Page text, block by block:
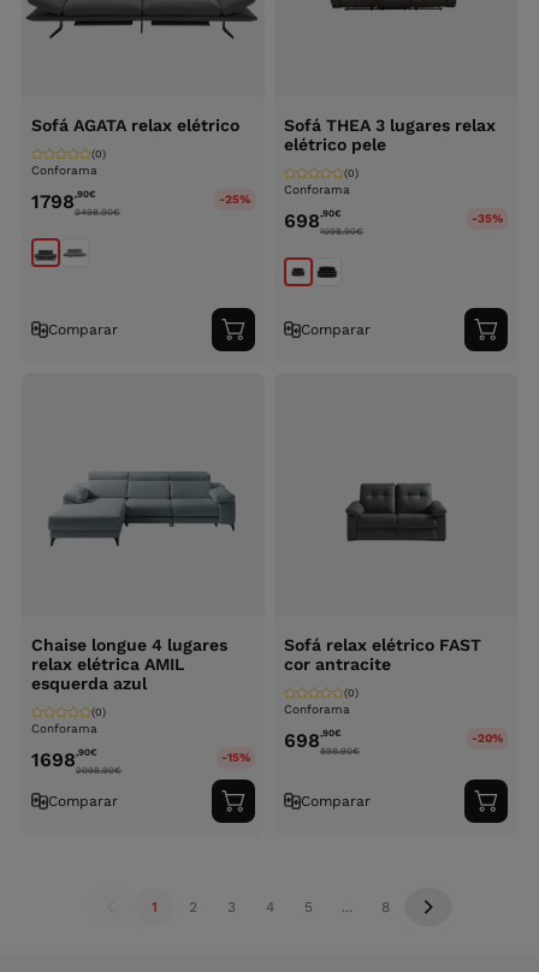
Sofá AGATA relax elétrico
Conforama
(0)
1798,90€
2498.90€
-25%
Comparar
Adicionar
ao
Sofá THEA 3 lugares relax
elétrico pele
Conforama
(0)
698,90€
1098.90€
-35%
Comparar
ao
Chaise longue 4 lugares
relax elétrica AMIL
esquerda azul
Conforama
(0)
1698,90€
2098.90€
-15%
Comparar
Adicionar
ao
Sofá relax elétrico FAST
cor antracite
Conforama
(0)
698,90€
898.90€
-20%
Comparar
ao
1 2 3 4 5 ... 8